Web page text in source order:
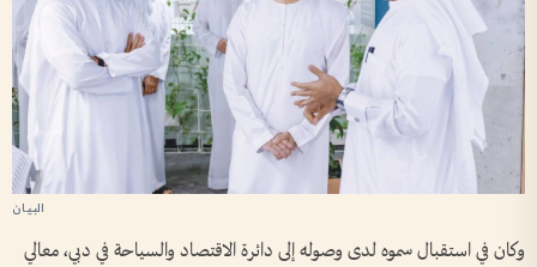
وكان في استقبال سموه لدى وصوله إلى دائرة الاقتصاد والسياحة في دبي، معالي